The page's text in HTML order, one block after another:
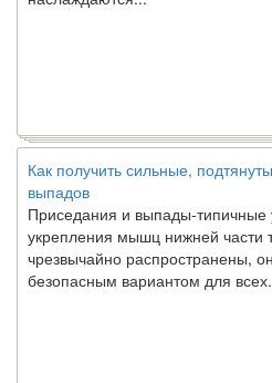
Как получить сильные,
выпадов
Приседания и выпады-типичные
укрепления мышц нижней части
чрезвычайно распространены,
безопасным вариантом для